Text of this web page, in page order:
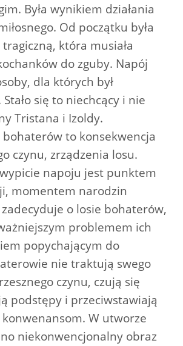
Była wynikiem działania
Od początku była
która musiała
do zguby. Napój
dla których był
się to niechcący i nie
Tristana i Izoldy.
to konsekwencja
czynu, zrządzenia losu.
napoju jest punktem
momentem narodzin
o losie bohaterów,
problemem ich
popychającym do
nie traktują swego
czynu, czują się
podstępy i przeciwstawiają
W utworze
niekonwencjonalny obraz